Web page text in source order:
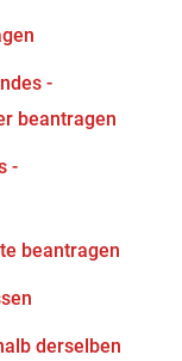
-
beantragen
-
beantragen
derselben